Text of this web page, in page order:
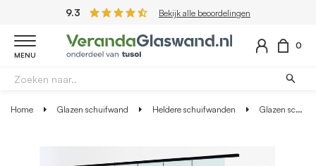
9.3 Bekijk alle beoordelingen
MENU
0
Home Glazen schuifwand Heldere schuifwanden Glazen schuifwand zwart - Helder glas - 6 railsysteem tot 603 cm breed